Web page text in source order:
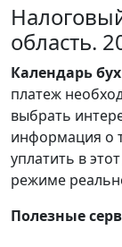
область.
Календарь
платеж
выбрать
информация о
уплатить в
режиме
Полезные